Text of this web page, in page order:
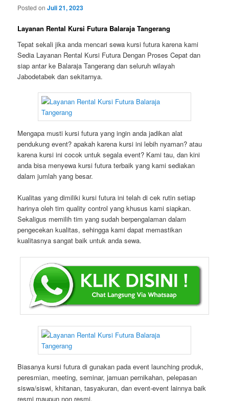
Posted onJuli 21, 2023
Layanan Rental Kursi Futura Balaraja Tangerang
Tepat sekali jika anda mencari sewa kursi futura karena kami
Sedia Layanan Rental Kursi Futura Dengan Proses Cepat dan
siap antar ke Balaraja Tangerang dan seluruh wilayah
Jabodetabek dan sekitarnya.
Mengapa musti kursi futura yang ingin anda jadikan alat
pendukung event? apakah karena kursi ini lebih nyaman? atau
karena kursi ini cocok untuk segala event? Kami tau, dan kini
anda bisa menyewa kursi futura terbaik yang kami sediakan
dalam jumlah yang besar.
Kualitas yang dimiliki kursi futura ini telah di cek rutin setiap
harinya oleh tim quality control yang khusus kami siapkan.
Sekaligus memilih tim yang sudah berpengalaman dalam
pengecekan kualitas, sehingga kami dapat memastikan
kualitasnya sangat baik untuk anda sewa.
Biasanya kursi futura di gunakan pada event launching produk,
peresmian, meeting, seminar, jamuan pernikahan, pelepasan
siswa/siswi, khitanan, tasyakuran, dan event-event lainnya baik
resmi maupun non resmi.